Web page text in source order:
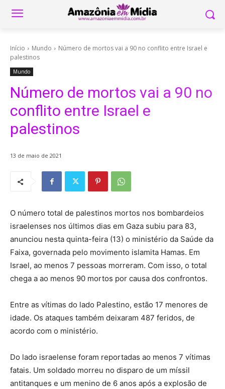
Início Mundo
Número de mortos vai a 90 no conflito entre Israel e
palestinos
Mundo
Número de mortos vai a 90 no
conflito entre Israel e
palestinos
13 de maio de 2021
O número total de palestinos mortos nos bombardeios
israelenses nos últimos dias em Gaza subiu para 83,
anunciou nesta quinta-feira (13) o ministério da Saúde da
Faixa, governada pelo movimento islamita Hamas. Em
Israel, ao menos 7 pessoas morreram. Com isso, o total
chega a ao menos 90 mortos por causa dos confrontos.
Entre as vítimas do lado Palestino, estão 17 menores de
idade. Os ataques também deixaram 487 feridos, de
acordo com o ministério.
Do lado israelense foram reportadas ao menos 7 vítimas
fatais. Um soldado morreu no disparo de um míssil
antitanques e um menino de 6 anos após a explosão de